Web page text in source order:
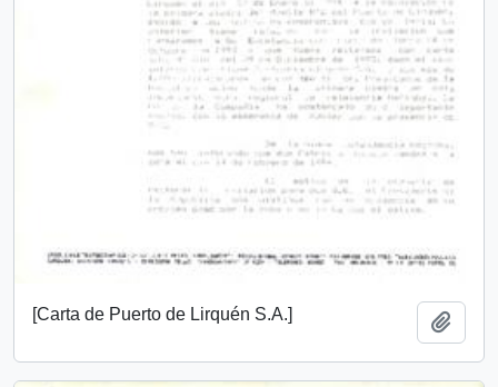
[Carta de Puerto de Lirquén S.A.]